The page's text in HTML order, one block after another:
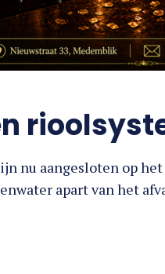
nu aangesloten op
apart van het